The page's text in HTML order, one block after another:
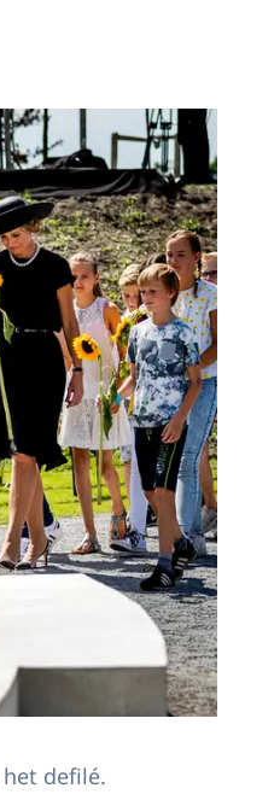
defilé.